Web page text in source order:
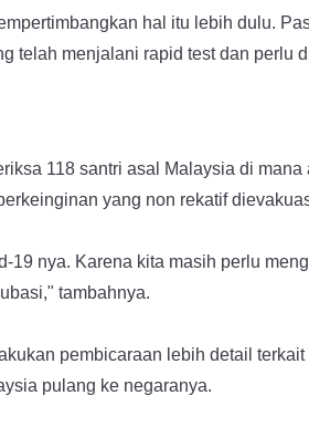
hal itu lebih dulu.
telah menjalani rapid test dan perlu
118 santri asal Malaysia di mana
yang non rekatif
19 nya. Karena kita masih perlu
tambahnya.
pembicaraan lebih detail
pulang ke negaranya.